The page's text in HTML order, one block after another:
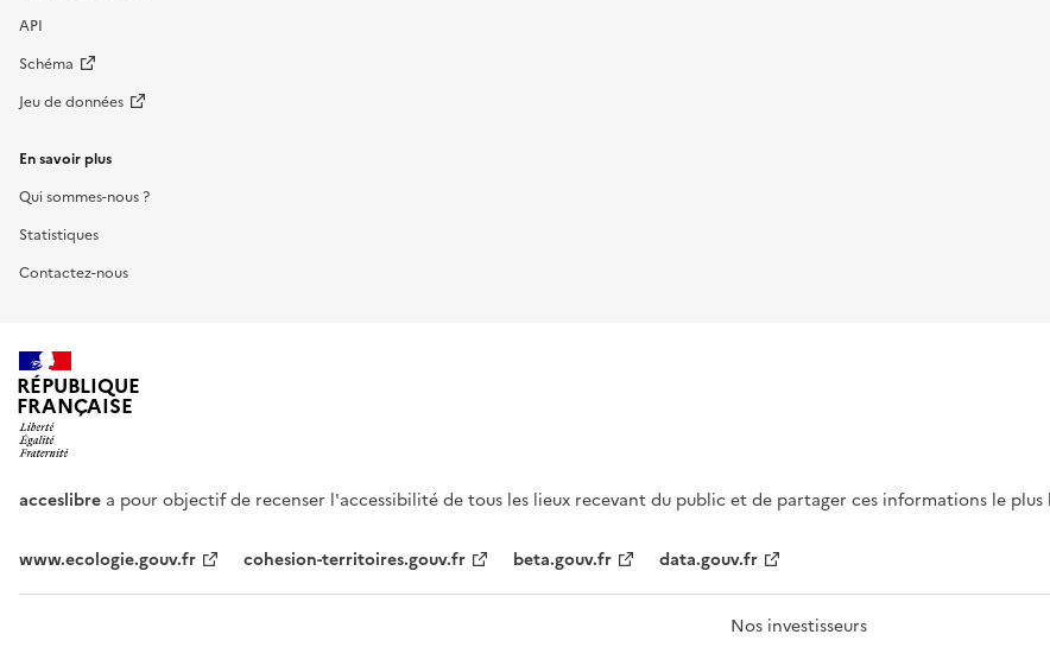
API
Schéma
Jeu de données
En savoir plus
Qui sommes-nous ?
Statistiques
Contactez-nous
RÉPUBLIQUE
FRANÇAISE
acceslibre a pour objectif de recenser l'accessibilité de tous les lieux recevant du public et de partager ces informations le plus
www.ecologie.gouv.fr cohesion-territoires.gouv.fr beta.gouv.fr data.gouv.fr
Nos investisseurs